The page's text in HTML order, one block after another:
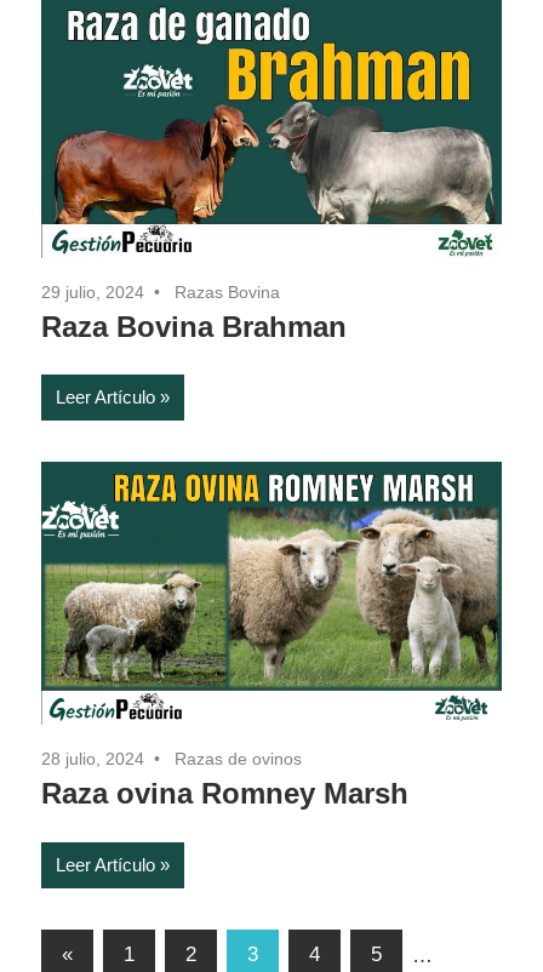
29 julio, 2024 Razas Bovina
Raza Bovina Brahman
Leer Artículo
28 julio, 2024 Razas de ovinos
Raza ovina Romney Marsh
Leer Artículo
Paginación
«Entradas
1 2 3 4 5 …